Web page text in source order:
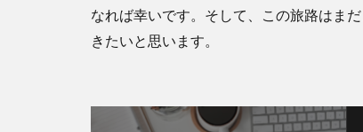
なれば幸いです。そして、この旅路はま
きたいと思います。